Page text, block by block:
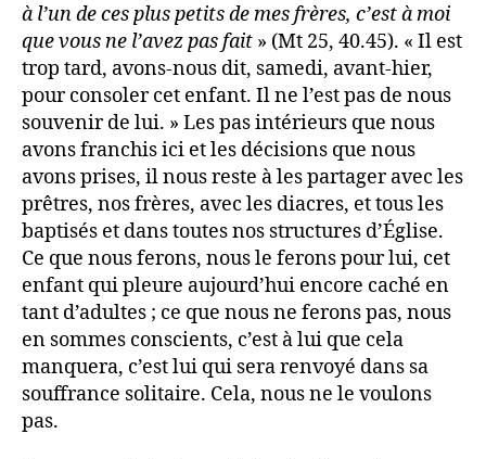
à l’un de ces plus petits de mes frères, c’est à moi
que vous ne l’avez pas fait » (Mt 25, 40.45). « Il est
trop tard, avons-nous dit, samedi, avant-hier,
pour consoler cet enfant. Il ne l’est pas de nous
souvenir de lui. » Les pas intérieurs que nous
avons franchis ici et les décisions que nous
avons prises, il nous reste à les partager avec les
prêtres, nos frères, avec les diacres, et tous les
baptisés et dans toutes nos structures d’Église.
Ce que nous ferons, nous le ferons pour lui, cet
enfant qui pleure aujourd’hui encore caché en
tant d’adultes ; ce que nous ne ferons pas, nous
en sommes conscients, c’est à lui que cela
manquera, c’est lui qui sera renvoyé dans sa
souffrance solitaire. Cela, nous ne le voulons
pas.